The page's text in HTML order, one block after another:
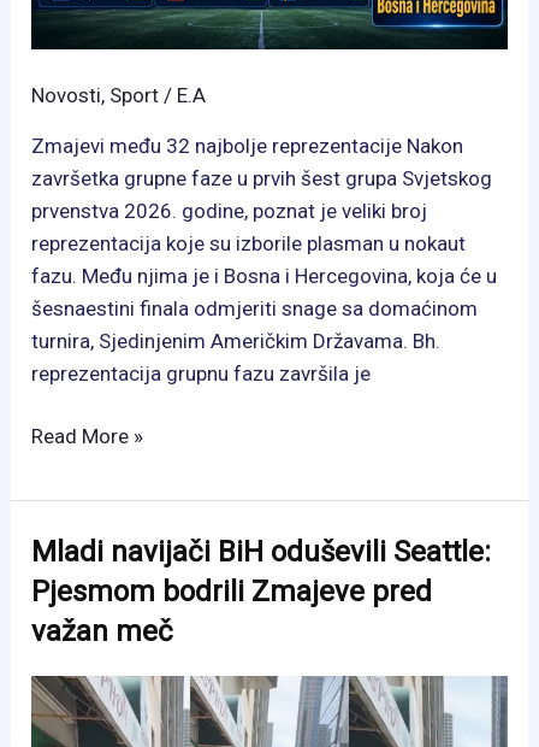
Novosti, Sport / E.A
Zmajevi među 32 najbolje reprezentacije Nakon
završetka grupne faze u prvih šest grupa Svjetskog
prvenstva 2026. godine, poznat je veliki broj
reprezentacija koje su izborile plasman u nokaut
fazu. Među njima je i Bosna i Hercegovina, koja će u
šesnaestini finala odmjeriti snage sa domaćinom
turnira, Sjedinjenim Američkim Državama. Bh.
reprezentacija grupnu fazu završila je
Poznati
parovi
nokaut
faze?
Zmajevi
saznali
evo
ko
Read More »
Mladi navijači BiH oduševili Seattle:
Pjesmom bodrili Zmajeve pred
važan meč